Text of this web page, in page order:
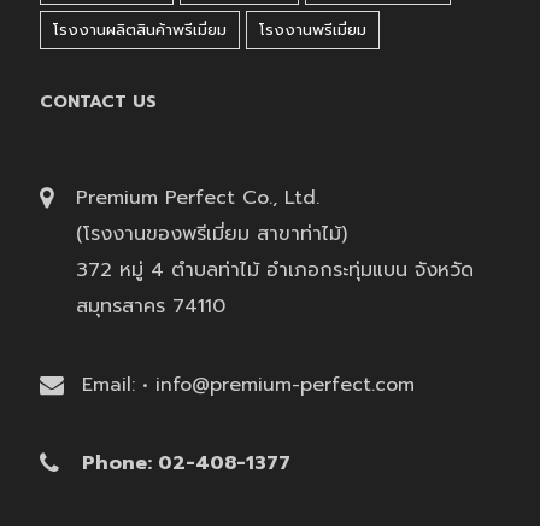
โรงงานผลิตสินค้าพรีเมี่ยม
โรงงานพรีเมี่ยม
CONTACT US
Premium Perfect Co., Ltd.
(โรงงานของพรีเมี่ยม สาขาท่าไม้)
372 หมู่ 4 ตำบลท่าไม้ อำเภอกระทุ่มแบน จังหวัด
สมุทรสาคร 74110
Email: • info@premium-perfect.com
Phone: 02-408-1377